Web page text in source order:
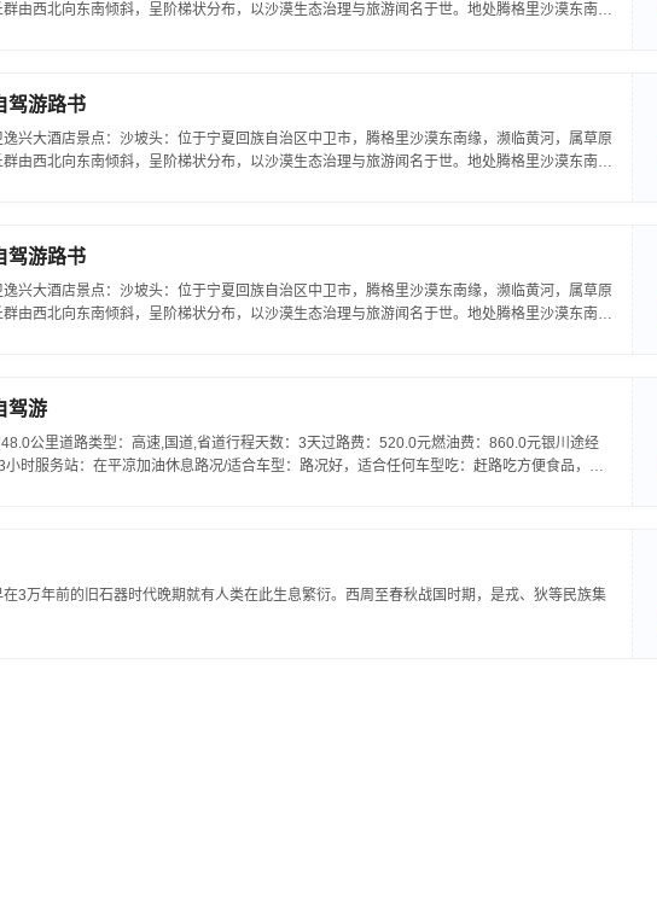
由西北向东南倾斜，呈阶梯状分布，以沙漠生态治理与旅游闻名于世。地处腾格里沙漠东南
驾游路书
兴大酒店景点：沙坡头：位于宁夏回族自治区中卫市，腾格里沙漠东南缘，濒临黄河，属草原
由西北向东南倾斜，呈阶梯状分布，以沙漠生态治理与旅游闻名于世。地处腾格里沙漠东南
驾游路书
兴大酒店景点：沙坡头：位于宁夏回族自治区中卫市，腾格里沙漠东南缘，濒临黄河，属草原
由西北向东南倾斜，呈阶梯状分布，以沙漠生态治理与旅游闻名于世。地处腾格里沙漠东南
驾游
公里道路类型：高速,国道,省道行程天数：3天过路费：520.0元燃油费：860.0元银川途经
时服务站：在平凉加油休息路况/适合车型：路况好，适合任何车型吃：赶路吃方便食品，在
3万年前的旧石器时代晚期就有人类在此生息繁衍。西周至春秋战国时期，是戎、狄等民族集